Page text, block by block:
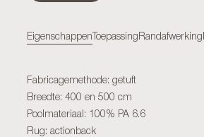
Eigenschappen Toepassing Randafwerking
Fabricagemethode: getuft
Breedte: 400 en 500 cm
Poolmateriaal: 100% PA 6.6
Rug: actionback